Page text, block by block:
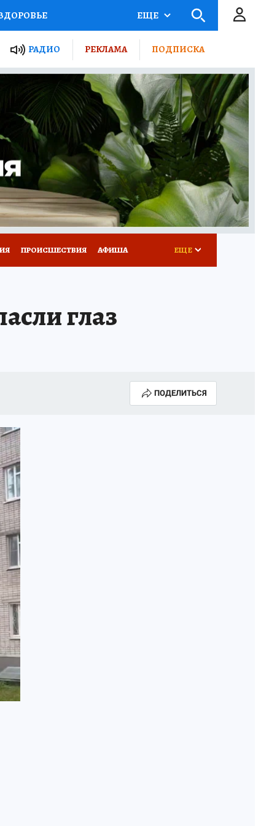
ПУТЕВОДИТЕЛЬ
ТУРИЗМ
ВСЕ О КП
ЕЩЕ
РАДИО РЕКЛАМА ПОДПИСКА
ПРОИСШЕСТВИЯ АФИША ЕЩЕ
глаз
ПОДЕЛИТЬСЯ